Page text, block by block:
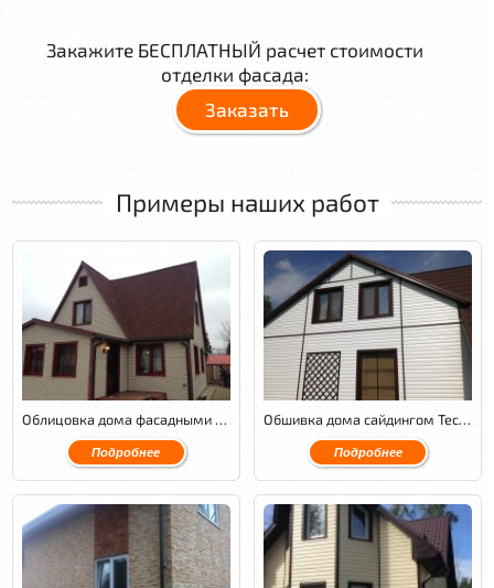
Закажите БЕСПЛАТНЫЙ расчет стоимости
отделки фасада:
Заказать
Примеры наших работ
Облицовка дома фасадными панелями Nailite на металлическом каркасе с утеплением.
Подробнее
Обшивка дома сайдингом Tecos на металлическом каркасе с утеплением в 2 слоя.
Подробнее